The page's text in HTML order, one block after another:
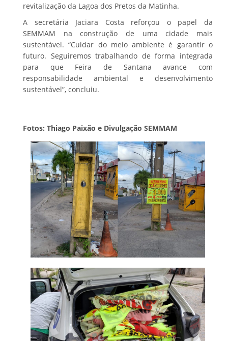
revitalização da Lagoa dos Pretos da Matinha.
A secretária Jaciara Costa reforçou o papel da
SEMMAM na construção de uma cidade mais
sustentável. “Cuidar do meio ambiente é garantir o
futuro. Seguiremos trabalhando de forma integrada
para que Feira de Santana avance com
responsabilidade ambiental e desenvolvimento
sustentável”, concluiu.
Fotos: Thiago Paixão e Divulgação SEMMAM